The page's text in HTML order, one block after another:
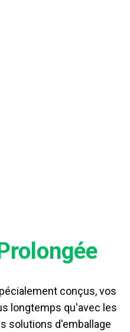
conçus, vos
longtemps qu'avec les
solutions d'emballage